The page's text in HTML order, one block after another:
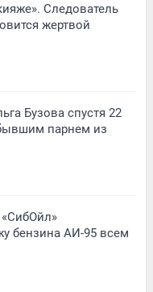
Следователь
жертвой
Бузова спустя 22
парнем из
бензина АИ-95 всем